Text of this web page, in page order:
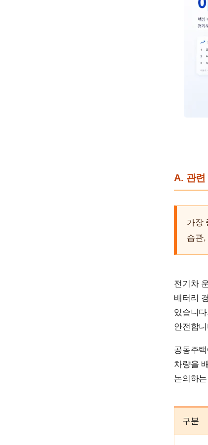
A. 관련
가장
습관
전기차
배터리
있습니
안전합
공동주
차량을
논의하
구분